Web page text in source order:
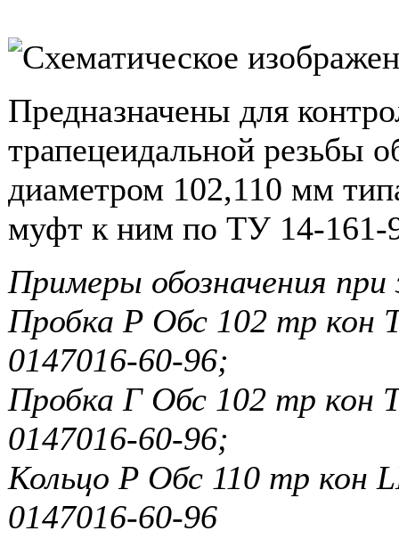
Предназначены для
трапецеидальной резьбы
диаметром 102,110 мм
муфт к ним по ТУ 14-161-
Примеры обозначения при
Пробка Р Обс 102 тр кон
0147016-60-96;
Пробка Г Обс 102 тр кон
0147016-60-96;
Кольцо Р Обс 110 тр кон
0147016-60-96